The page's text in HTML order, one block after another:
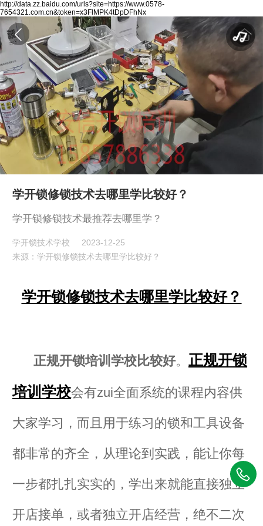
http://data.zz.baidu.com/urls?site=https://www.0578-
7654321.com.cn&token=x3FlMPK4tDpDFhNx
学开锁修锁技术去哪里学比较好？
学开锁修锁技术最推荐去哪里学？
学开锁技术学校
2023-12-25
来源：学开锁修锁技术去哪里学比较好？
学开锁修锁技术去哪里学比较好？
正规开锁培训学校比较好。 正规开锁
培训学校会有zui全面系统的课程内容供
大家学习，而且用于练习的锁和工具设备
都非常的齐全，从理论到实践，能让你每
一步都扎扎实实的，学出来就能直接独立
开店接单，或者独立开店经营，绝不二次